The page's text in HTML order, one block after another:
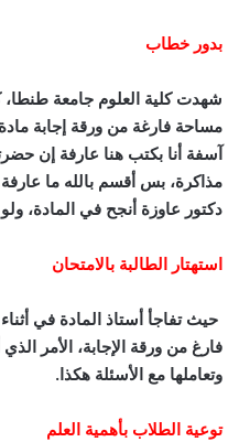
بدور خطاب
شهدت كلية العلوم جامعة طنطا،
مساحة فارغة من ورقة إجابة
آسفة أنا بكتب هنا عارفة إن
مذاكرة، بس أقسم بالله ما
دكتور عاوزة أنجح في المادة،
استهتار الطالبة بالامتحان
حيث تفاجأ أستاذ المادة في
فارغ من ورقة الإجابة، الأمر
وتعاملها مع الأسئلة هكذا.
توعية الطلاب بأهمية العلم